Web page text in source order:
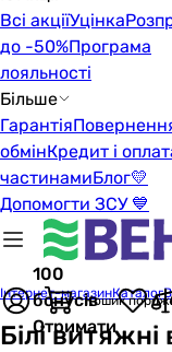
Всі акціїУцінка
до -50%Програма
лояльності
Більше
Гарантія
обмінКредит і
частинамиБлог💛
Допомогти ЗСУ 💙
100
бонусів
Отримати
Кошик
Інтернет-магазинКаталог
Білі